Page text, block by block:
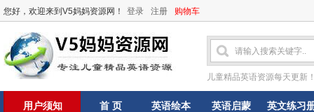
您好，欢迎来到V5妈妈资源网！ 登录 注册 购物车
儿童精品英语资源每天更新
用户须知 首 页 英语绘本 英语启蒙 英文练习